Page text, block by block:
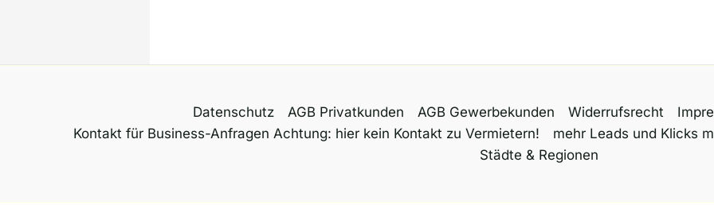
Datenschutz AGB Privatkunden AGB Gewerbekunden Widerrufsrecht
Kontakt für Business-Anfragen Achtung: hier kein Kontakt zu Vermietern!
mehr Leads und Klicks
Städte & Regionen